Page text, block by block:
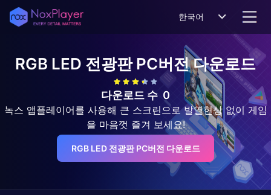
한국어
RGB LED 전광판PC버전 다운로드
다운로드 수 0
녹스 앱플레이어를 사용해 큰 스크린으로 발열현상 없이 게임
을 마음껏 즐겨 보세요!
RGB LED 전광판 PC버전 다운로드